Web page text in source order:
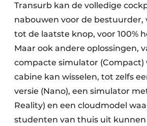
Transurb kan de volledige
nabouwen voor de bestuurder,
tot de laatste knop, voor 100%
Maar ook andere oplossingen,
compacte simulator (Compact)
cabine kan wisselen, tot zelfs
versie (Nano), een simulator
Reality) en een cloudmodel
studenten van thuis uit